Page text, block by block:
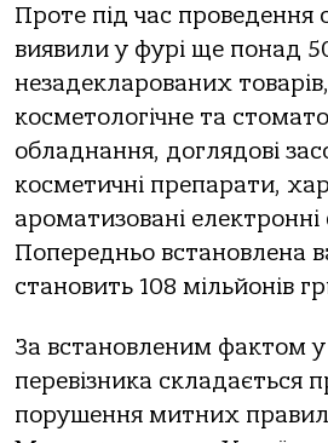
Проте під час
виявили у фурі ще понад
незадекларованих
косметологічне та
обладнання, доглядові
косметичні препарати,
ароматизовані електронні
Попередньо встановлена
становить 108 мільйонів
За встановленим фактом у
перевізника складається
порушення митних правил